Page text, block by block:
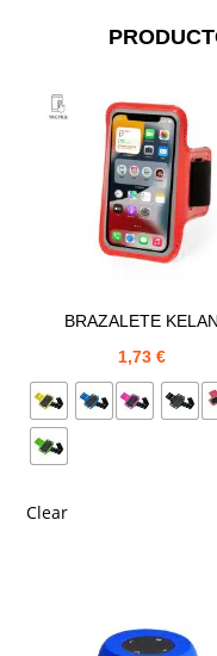
BRAZALETE KELAN
1,73€
Clear